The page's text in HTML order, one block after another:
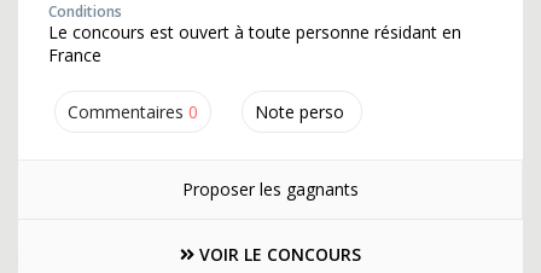
Commentaires 0 Note perso
Conditions
Le concours est ouvert à toute personne résidant en
France
Proposer les gagnants
VOIR LE CONCOURS